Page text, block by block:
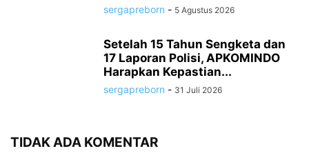
sergapreborn - 5 Agustus 2026
Setelah 15 Tahun Sengketa dan
17 Laporan Polisi, APKOMINDO
Harapkan Kepastian...
sergapreborn - 31 Juli 2026
TIDAK ADA KOMENTAR